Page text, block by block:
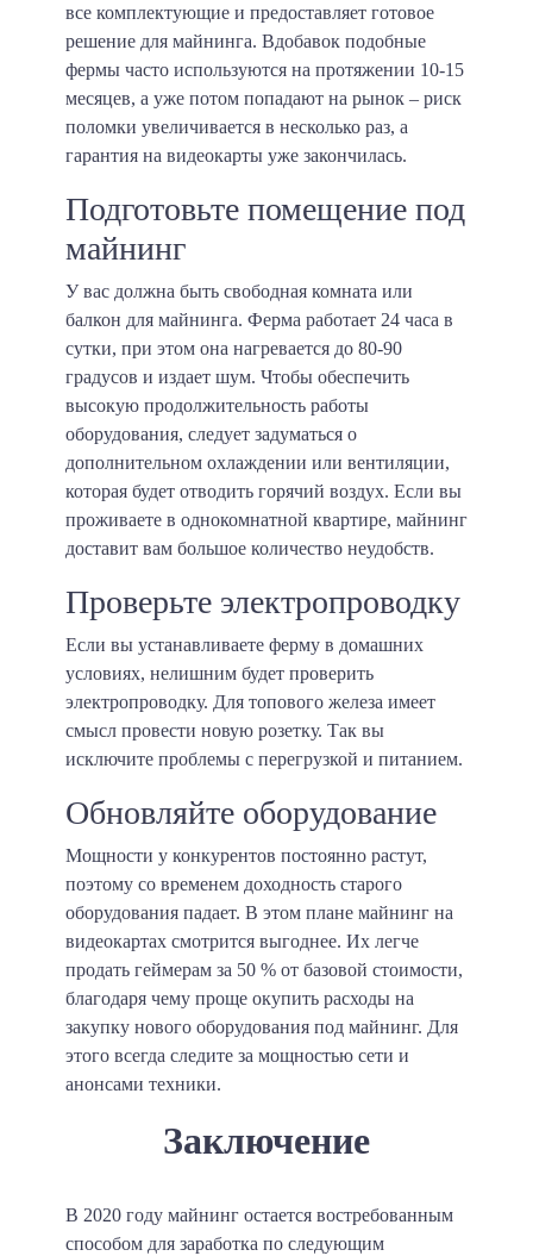
все комплектующие и предоставляет готовое
решение для майнинга. Вдобавок подобные
фермы часто используются на протяжении 10-15
месяцев, а уже потом попадают на рынок – риск
поломки увеличивается в несколько раз, а
гарантия на видеокарты уже закончилась.
Подготовьте помещение под
майнинг
У вас должна быть свободная комната или
балкон для майнинга. Ферма работает 24 часа в
сутки, при этом она нагревается до 80-90
градусов и издает шум. Чтобы обеспечить
высокую продолжительность работы
оборудования, следует задуматься о
дополнительном охлаждении или вентиляции,
которая будет отводить горячий воздух. Если вы
проживаете в однокомнатной квартире, майнинг
доставит вам большое количество неудобств.
Проверьте электропроводку
Если вы устанавливаете ферму в домашних
условиях, нелишним будет проверить
электропроводку. Для топового железа имеет
смысл провести новую розетку. Так вы
исключите проблемы с перегрузкой и питанием.
Обновляйте оборудование
Мощности у конкурентов постоянно растут,
поэтому со временем доходность старого
оборудования падает. В этом плане майнинг на
видеокартах смотрится выгоднее. Их легче
продать геймерам за 50 % от базовой стоимости,
благодаря чему проще окупить расходы на
закупку нового оборудования под майнинг. Для
этого всегда следите за мощностью сети и
анонсами техники.
Заключение
В 2020 году майнинг остается востребованным
способом для заработка по следующим